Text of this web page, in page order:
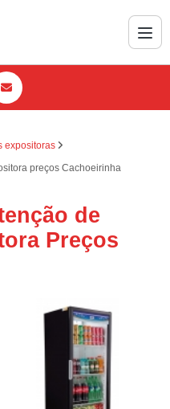
expositoras
preços Cachoeirinha
de
Preços